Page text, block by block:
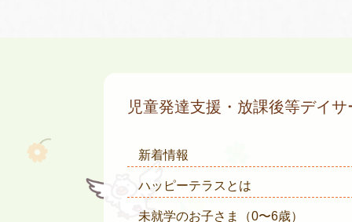
児童発達支援・放課後等デイ
新着情報
ハッピーテラスとは
未就学のお子さま （0〜6歳）